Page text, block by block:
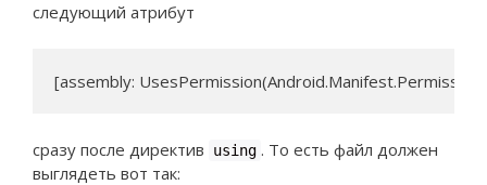
следующий атрибут
[assembly:
сразу после директив using . То есть файл должен
выглядеть вот так: